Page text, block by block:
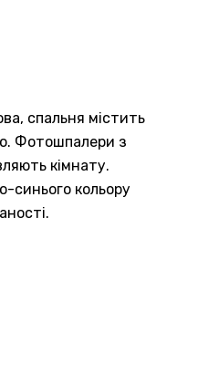
спальня містить
Фотошпалери з
кімнату.
синього кольору